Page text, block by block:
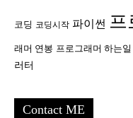
코딩 코딩시작 파이썬 프
래머 연봉 프로그래머 하는일
러터
Contact ME